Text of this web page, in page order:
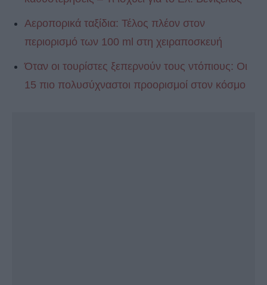
Αεροπορικά ταξίδια: Τέλος πλέον στον
περιορισμό των 100 ml στη χειραποσκευή
Όταν οι τουρίστες ξεπερνούν τους ντόπιους: Οι
15 πιο πολυσύχναστοι προορισμοί στον κόσμο